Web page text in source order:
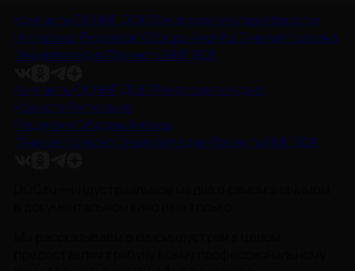
Контакты Об НМГ ДОКПредложите идею Новости
Интервью Рецензии ОбзорыАнонсы Снимается кино
Энциклопедия Проекты НМГ ДОК
Контакты Об НМГ ДОКПредложите идею
Новости Интервью
Рецензии ОбзорыАнонсы
Снимается кино Энциклопедия Проекты НМГ ДОК